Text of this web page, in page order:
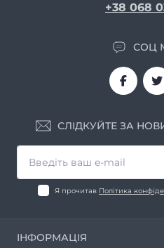
+38 068
СОЦ
СЛІДКУЙТЕ ЗА
Я прочитав Політика
ІНФОРМАЦІЯ